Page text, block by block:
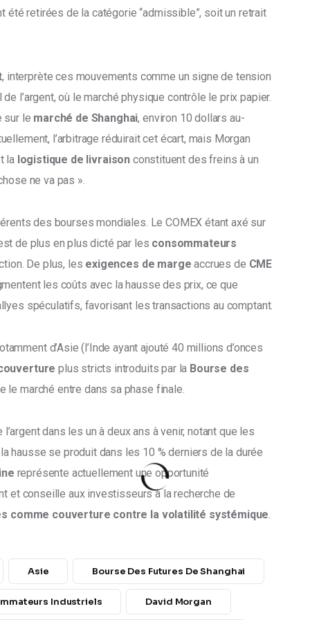
été retirées de la catégorie “admissible”, soit un retrait
, interprète ces mouvements comme un signe de tension
l’argent, où le marché physique contrôle le prix papier.
sur le marché de Shanghai, environ 10 dollars au-
l’arbitrage réduirait cet écart, mais Morgan
la logistique de livraison constituent des freins à un
ne va pas ».
des bourses mondiales. Le COMEX étant axé sur
de plus en plus dicté par les consommateurs
De plus, les exigences de marge accrues de CME
les coûts avec la hausse des prix, ce que
spéculatifs, favorisant les transactions au comptant.
d’Asie (l’Inde ayant ajouté 40 millions d’onces
plus stricts introduits par la Bourse des
le marché entre dans sa phase finale.
dans les un à deux ans à venir, notant que les
hausse se produit dans les 10 % derniers de la durée
représente actuellement une opportunité
et conseille aux investisseurs à la recherche de
comme couverture contre la volatilité systémique.
Asie Bourse Des Futures De Shanghai
Industriels David Morgan